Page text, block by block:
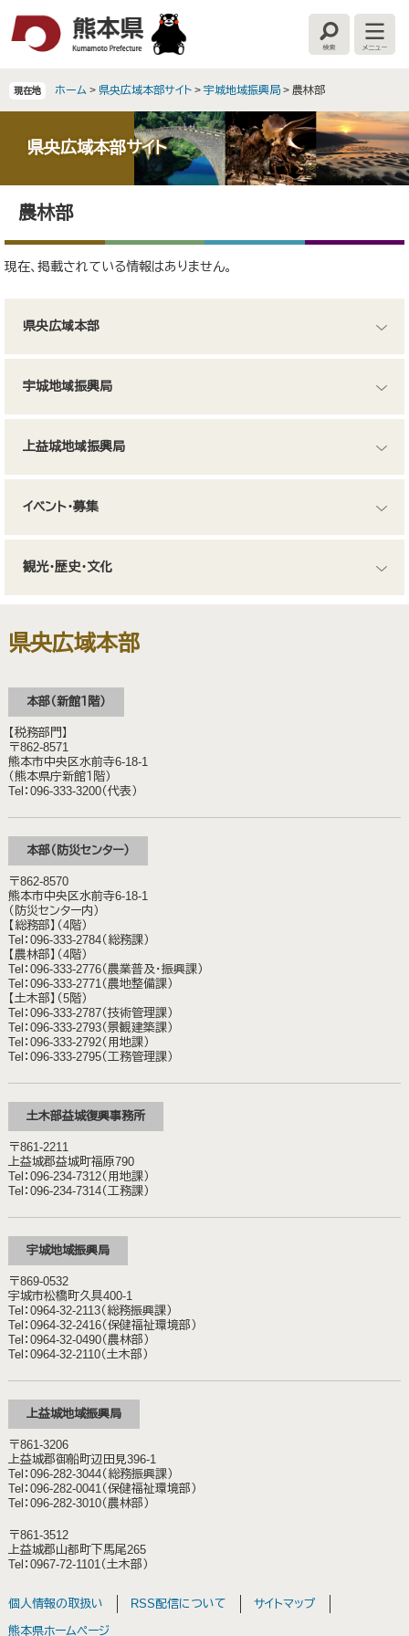
検
索
ニ
現在地 ホーム > 県央広域本部サイト > 宇城地域振興局 > 農林部
県央広域本部サイト
農林部
現在、掲載されている情報はありません。
県央広域本部
宇城地域振興局
上益城地域振興局
イベント・募集
観光・歴史・文化
県央広域本部
本部（新館１階）
【税務部門】
〒862-8571
熊本市中央区水前寺6-18-1
（熊本県庁新館１階）
Tel：096-333-3200（代表）
本部（防災センター）
〒862-8570
熊本市中央区水前寺6-18-1
（防災センター内）
【総務部】（4階）
Tel：096-333-2784（総務課）
【農林部】（4階）
Tel：096-333-2776（農業普及・振興課）
Tel：096-333-2771（農地整備課）
【土木部】（5階）
Tel：096-333-2787（技術管理課）
Tel：096-333-2793（景観建築課）
Tel：096-333-2792（用地課）
Tel：096-333-2795（工務管理課）
土木部益城復興事務所
〒861-2211
上益城郡益城町福原790
Tel：096-234-7312（用地課）
Tel：096-234-7314（工務課）
宇城地域振興局
〒869-0532
宇城市松橋町久具400-1
Tel：0964-32-2113（総務振興課）
Tel：0964-32-2416（保健福祉環境部）
Tel：0964-32-0490（農林部）
Tel：0964-32-2110（土木部）
上益城地域振興局
〒861-3206
上益城郡御船町辺田見396-1
Tel：096-282-3044（総務振興課）
Tel：096-282-0041（保健福祉環境部）
Tel：096-282-3010（農林部）
〒861-3512
上益城郡山都町下馬尾265
Tel：0967-72-1101（土木部）
個人情報の取扱い RSS配信について
サイトマップ
熊本県ホームページ